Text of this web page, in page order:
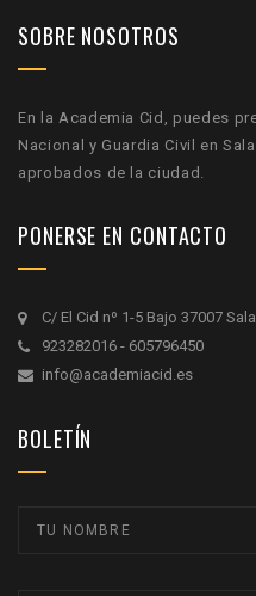
SOBRE NOSOTROS
En la Academia Cid, puedes
Nacional y Guardia Civil en
aprobados de la ciudad.
PONERSE EN CONTACTO
C/ El Cid nº 1-5 Bajo 37007
923282016 - 605796450
info@academiacid.es
BOLETÍN